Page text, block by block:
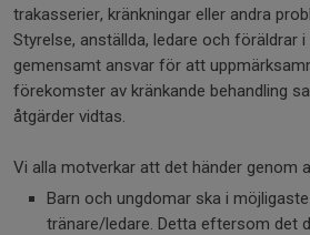
trakasserier, kränkningar eller andra
Styrelse, anställda, ledare och föräldrar
gemensamt ansvar för att
förekomster av kränkande behandling
åtgärder vidtas.
Vi alla motverkar att det händer genom
Barn och ungdomar ska i
tränare/ledare. Detta eftersom det